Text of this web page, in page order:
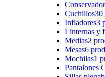
Cuchillos30
Infladores3
Linternas y
Medias2
Mesas6
Mochilas1
Pantalones